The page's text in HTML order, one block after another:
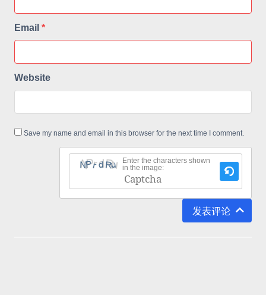
Email *
Website
Save my name and email in this browser for the next time I comment.
Enter the characters shown
in the image:
This
发表评论